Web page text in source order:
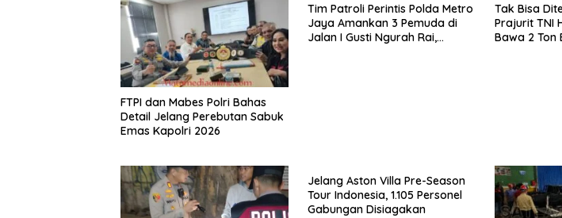
FTPI dan Mabes Polri Bahas
Detail Jelang Perebutan Sabuk
Emas Kapolri 2026
Tim Patroli Perintis Polda Metro
Jaya Amankan 3 Pemuda di
Jalan I Gusti Ngurah Rai,
Tak Bisa
Prajurit TNI
Bawa 2 Ton
Jelang Aston Villa Pre-Season
Tour Indonesia, 1.105 Personel
Gabungan Disiagakan